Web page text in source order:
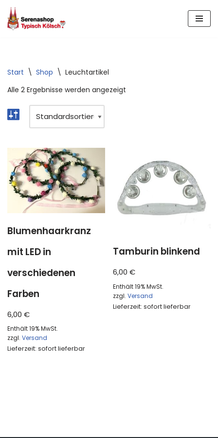
Zum
Start \ Shop \ Leuchtartikel
Alle 2 Ergebnisse werden angezeigt
Blumenhaarkranz
mit LED in
verschiedenen
Farben
6,00 €
Enthält 19% MwSt.
zzgl. Versand
Lieferzeit: sofort lieferbar
Tamburin blinkend
6,00€
Enthält 19% MwSt.
zzgl.Versand
Lieferzeit: sofort lieferbar